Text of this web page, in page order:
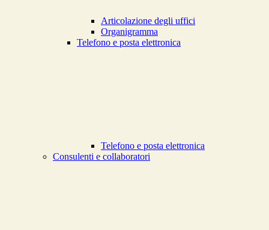
Articolazione degli uffici
Organigramma
Telefono e posta elettronica
Telefono e posta elettronica
Consulenti e collaboratori